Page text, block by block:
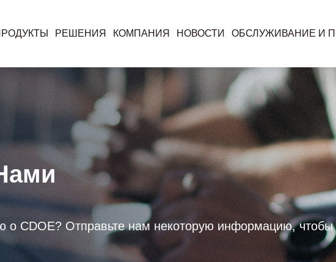
РЕШЕНИЯ КОМПАНИЯ НОВОСТИ ОБСЛУЖИВАНИЕ И
о CDOE? Отправьте нам некоторую информацию,